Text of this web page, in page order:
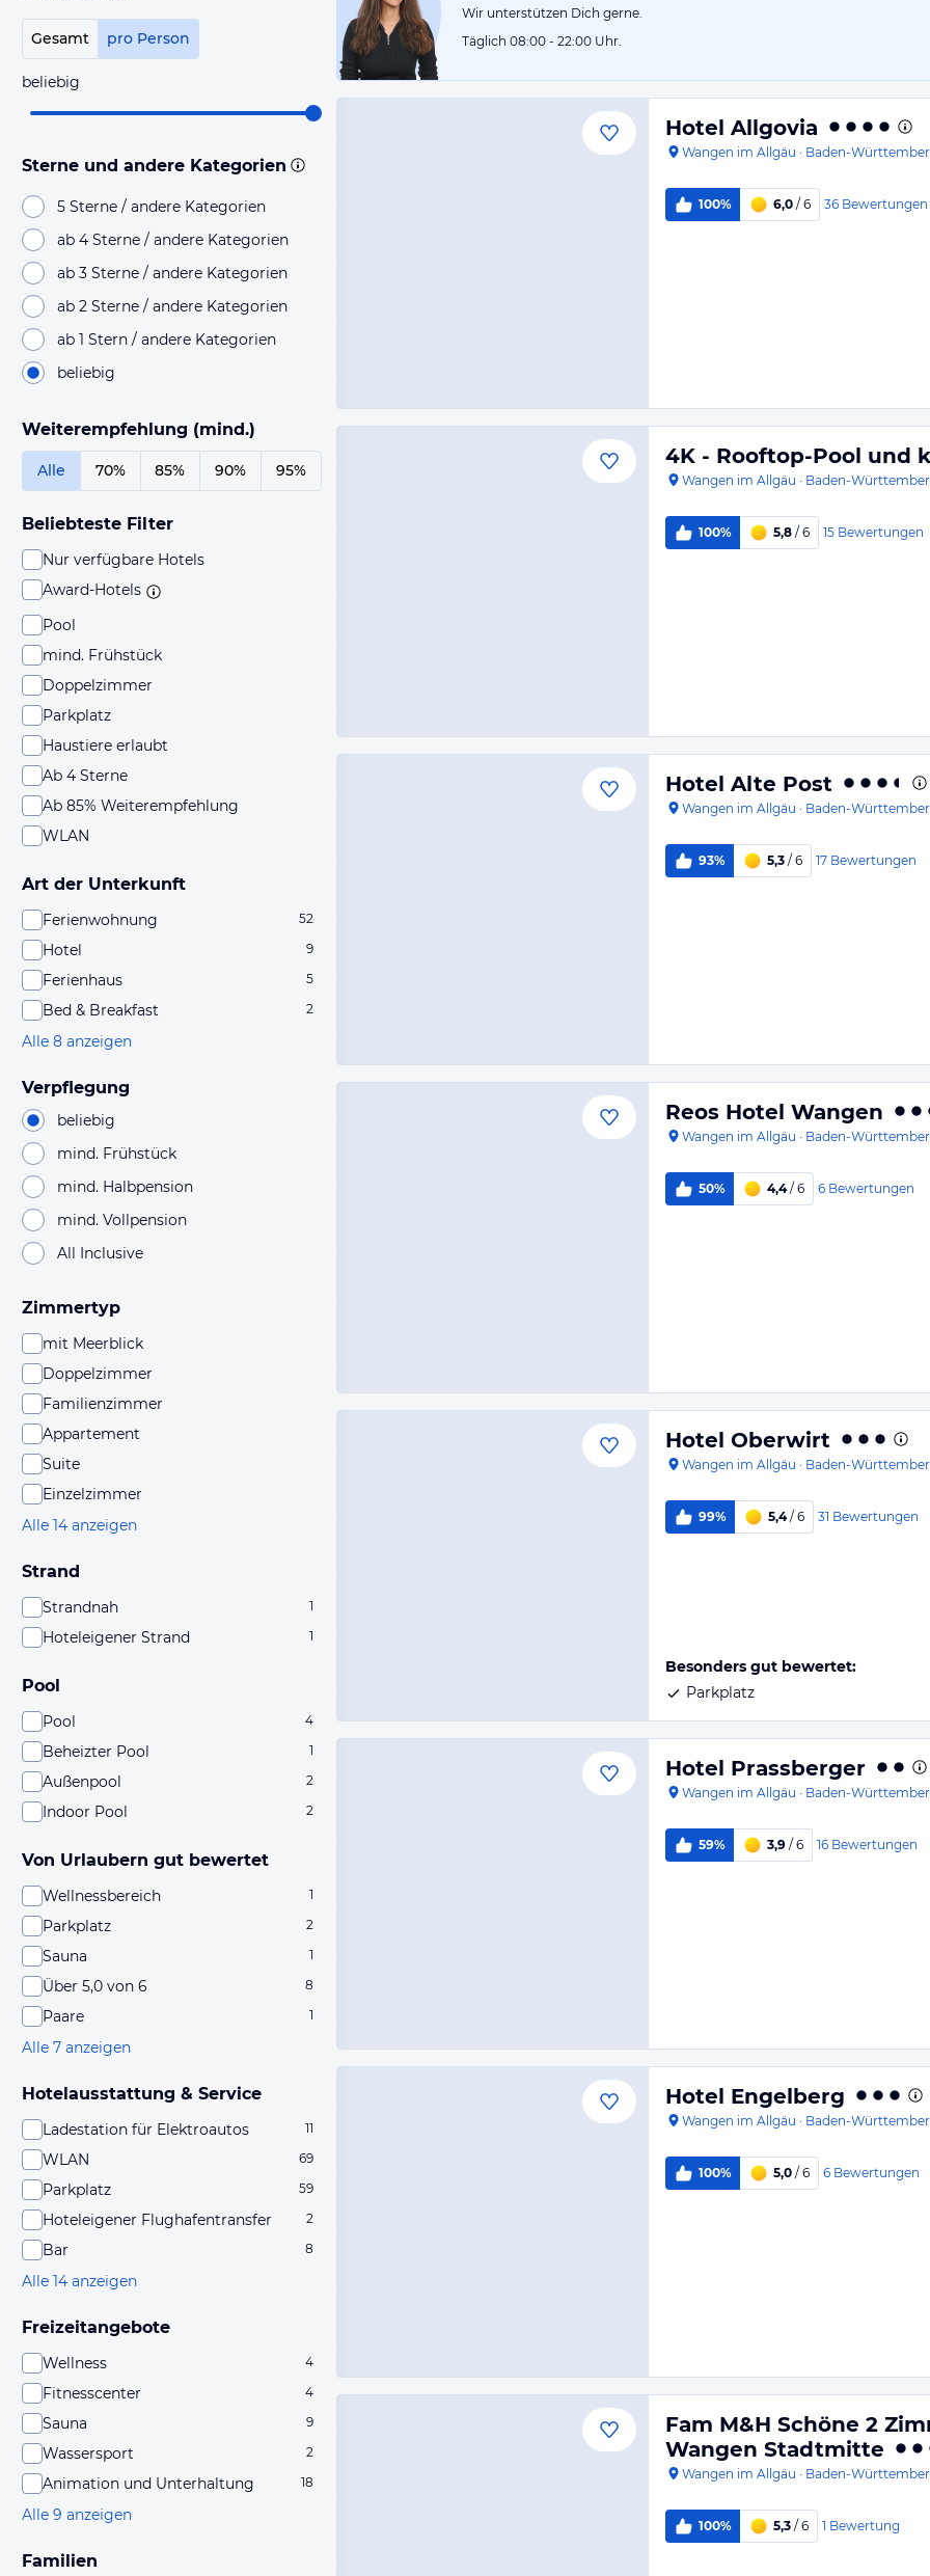
Gesamt pro Person
beliebig
Sterne und andere Kategorien
5 Sterne / andere Kategorien
ab 4 Sterne / andere Kategorien
ab 3 Sterne / andere Kategorien
ab 2 Sterne / andere Kategorien
ab 1 Stern / andere Kategorien
beliebig
Weiterempfehlung (mind.)
Alle 70% 85% 90% 95%
Beliebteste Filter
Nur verfügbare Hotels
Award-Hotels
Pool
mind. Frühstück
Doppelzimmer
Parkplatz
Haustiere erlaubt
Ab 4 Sterne
Ab 85% Weiterempfehlung
WLAN
Art der Unterkunft
Ferienwohnung 52
Hotel 9
Ferienhaus 5
Bed & Breakfast 2
Alle 8 anzeigen
Verpflegung
beliebig
mind. Frühstück
mind. Halbpension
mind. Vollpension
All Inclusive
Zimmertyp
mit Meerblick
Doppelzimmer
Familienzimmer
Appartement
Suite
Einzelzimmer
Alle 14 anzeigen
Strand
Strandnah 1
Hoteleigener Strand 1
Pool
Pool 4
Beheizter Pool 1
Außenpool 2
Indoor Pool 2
Von Urlaubern gut bewertet
Wellnessbereich 1
Parkplatz 2
Sauna 1
Über 5,0 von 6 8
Paare 1
Alle 7 anzeigen
Hotelausstattung & Service
Ladestation für Elektroautos 11
WLAN 69
Parkplatz 59
Hoteleigener Flughafentransfer 2
Bar 8
Alle 14 anzeigen
Freizeitangebote
Wellness 4
Fitnesscenter 4
Sauna 9
Wassersport 2
Animation und Unterhaltung 18
Alle 9 anzeigen
Familien
Wir unterstützen Dich gerne.
Täglich 08:00 - 22:00 Uhr.
Hotel Allgovia
Wangen im Allgäu · Baden-
100% 6,0 / 6 36 Bewertungen
4K - Rooftop-Pool und
Wangen im Allgäu · Baden-
100% 5,8 / 6 15 Bewertungen
Hotel Alte Post
Wangen im Allgäu · Baden-
93% 5,3 / 6 17 Bewertungen
Reos Hotel Wangen
Wangen im Allgäu · Baden-
50% 4,4/ 6 6 Bewertungen
Hotel Oberwirt
Wangen im Allgäu · Baden-
99% 5,4/ 6 31 Bewertungen
Besonders gut bewertet:
Parkplatz
Hotel Prassberger
Wangen im Allgäu · Baden-
59% 3,9 / 6 16 Bewertungen
Hotel Engelberg
Wangen im Allgäu · Baden-
100% 5,0 / 6 6 Bewertungen
Fam M&H Schöne 2
Wangen Stadtmitte
Wangen im Allgäu · Baden-
100% 5,3 / 6 1 Bewertung